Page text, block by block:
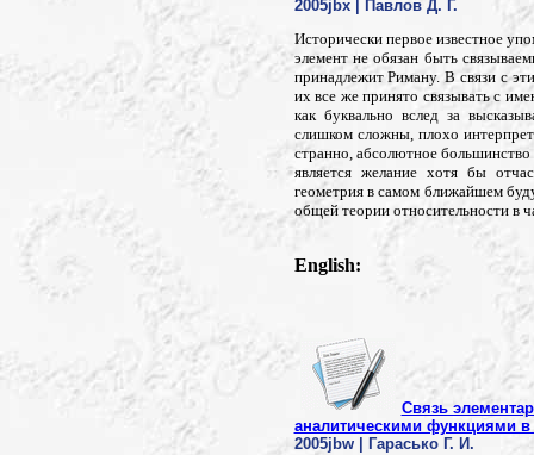
2005jbx | Павлов Д. Г.
Исторически первое известное
элемент не обязан быть
принадлежит Риману. В связи с
их все же принято связывать с
как буквально вслед за
слишком сложны, плохо
странно, абсолютное
является желание хотя бы
геометрия в самом ближайшем
общей теории относительности в
English:
Связь
аналитическими функциями
2005jbw | Гарасько Г. И.